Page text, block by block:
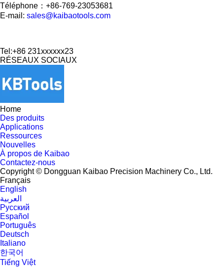
Téléphone：+86-769-23053681
E-mail: sales@kaibaotools.com
Tel:+86 231xxxxxx23
RÉSEAUX SOCIAUX
Home
Des produits
Applications
Ressources
Nouvelles
À propos de Kaibao
Contactez-nous
Copyright © Dongguan Kaibao Precision Machinery Co., Ltd.
Français
English
العربية
Pусский
Español
Português
Deutsch
Italiano
한국어
Tiếng Việt